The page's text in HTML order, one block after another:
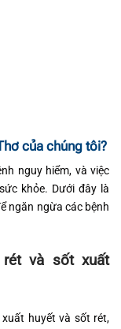
của chúng tôi?
nguy hiểm, và việc
khỏe. Dưới đây là
ngăn ngừa các bệnh
và sốt xuất
huyết và sốt rét,